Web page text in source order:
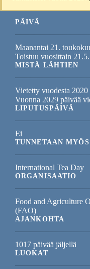
PÄIVÄ
Maanantai 21.
Toistuu vuosittain 21.5.
MISTÄ LÄHTIEN
Vietetty vuodesta 2020
Vuonna 2029 päivää
LIPUTUSPÄIVÄ
Ei
TUNNETAAN
International Tea Day
ORGANISAATIO
Food and Agriculture
(FAO)
AJANKOHTA
1017 päivää jäljellä
LUOKAT